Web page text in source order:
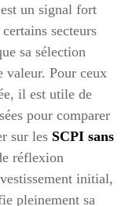
un signal fort
secteurs
sa sélection
valeur. Pour ceux
il est utile de
pour comparer
sur les SCPI sans
réflexion
initial,
pleinement sa